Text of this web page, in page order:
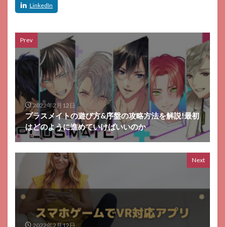
Prev
2022年2月12日
プラスメイトの遊び方&序盤の攻略方法を解説!最初
はどのように進めていけばいいのか
Next
2022年2月12日